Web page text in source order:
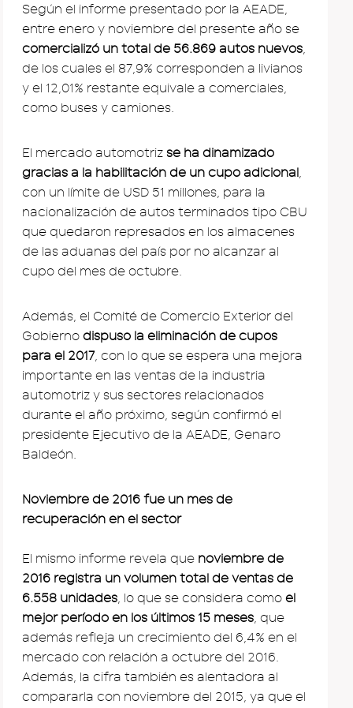
Según el informe presentado por la AEADE,
entre enero y noviembre del presente año se
comercializó un total de 56.869 autos nuevos,
de los cuales el 87,9% corresponden a livianos
y el 12,01% restante equivale a comerciales,
como buses y camiones.
El mercado automotriz se ha dinamizado
gracias a la habilitación de un cupo adicional,
con un límite de USD 51 millones, para la
nacionalización de autos terminados tipo CBU
que quedaron represados en los almacenes
de las aduanas del país por no alcanzar al
cupo del mes de octubre.
Además, el Comité de Comercio Exterior del
Gobierno dispuso la eliminación de cupos
para el 2017, con lo que se espera una mejora
importante en las ventas de la industria
automotriz y sus sectores relacionados
durante el año próximo, según confirmó el
presidente Ejecutivo de la AEADE, Genaro
Baldeón.
Noviembre de 2016 fue un mes de
recuperación en el sector
El mismo informe revela que noviembre de
2016 registra un volumen total de ventas de
6.558 unidades, lo que se considera como el
mejor período en los últimos 15 meses, que
además refleja un crecimiento del 6,4% en el
mercado con relación a octubre del 2016.
Además, la cifra también es alentadora al
compararla con noviembre del 2015, ya que el